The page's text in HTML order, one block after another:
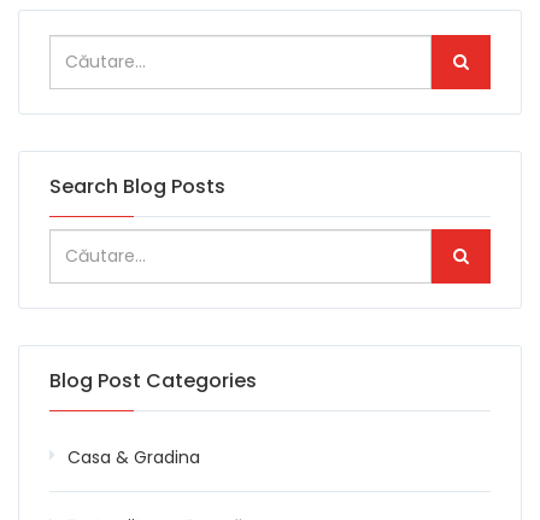
Search Blog Posts
Blog Post Categories
Casa & Gradina